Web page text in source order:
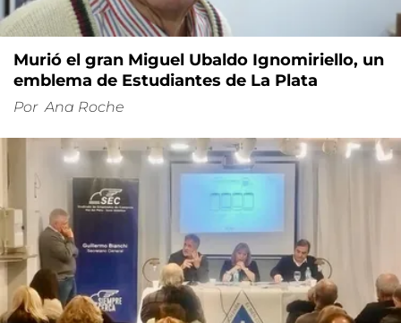
Murió el gran Miguel Ubaldo Ignomiriello, un
emblema de Estudiantes de La Plata
Por Ana Roche